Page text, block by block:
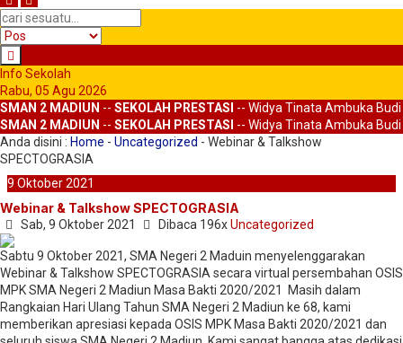
Info Sekolah
Rabu, 05 Agu 2026
SMAN 2 MADIUN -- SEKOLAH PRESTASI -- Widya Tinata Ambuka Budi
SMAN 2 MADIUN -- SEKOLAH PRESTASI -- Widya Tinata Ambuka Budi
Anda disini : Home - Uncategorized - Webinar & Talkshow
SPECTOGRASIA
9 Oktober2021
Webinar & Talkshow SPECTOGRASIA
Sab, 9 Oktober 2021 Dibaca 196xUncategorized
Sabtu 9 Oktober 2021, SMA Negeri 2 Maduin menyelenggarakan
Webinar & Talkshow SPECTOGRASIA secara virtual persembahan OSIS
MPK SMA Negeri 2 Madiun Masa Bakti 2020/2021 Masih dalam
Rangkaian Hari Ulang Tahun SMA Negeri 2 Madiun ke 68, kami
memberikan apresiasi kepada OSIS MPK Masa Bakti 2020/2021 dan